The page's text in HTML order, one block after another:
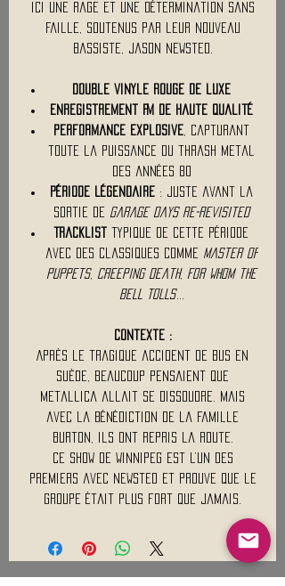
ici une rage et une détermination sans
faille, soutenus par leur nouveau
bassiste, Jason Newsted.
Double vinyle rouge de luxe
Enregistrement FM de haute qualité
Performance explosive , capturant
toute la puissance du thrash metal
des années 80
Période légendaire : juste avant la
sortie de
Garage Days Re-Revisited
Tracklist
typique de cette période
avec des classiques comme
Master of
Puppets, Creeping Death, For Whom the
Bell Tolls...
Contexte :
Après le tragique accident de bus en
Suède, beaucoup pensaient que
Metallica allait se dissoudre. Mais
avec la bénédiction de la famille
Burton, ils ont repris la route.
Ce show de Winnipeg est l’un des
premiers avec Newsted et prouve que le
groupe était plus fort que jamais.